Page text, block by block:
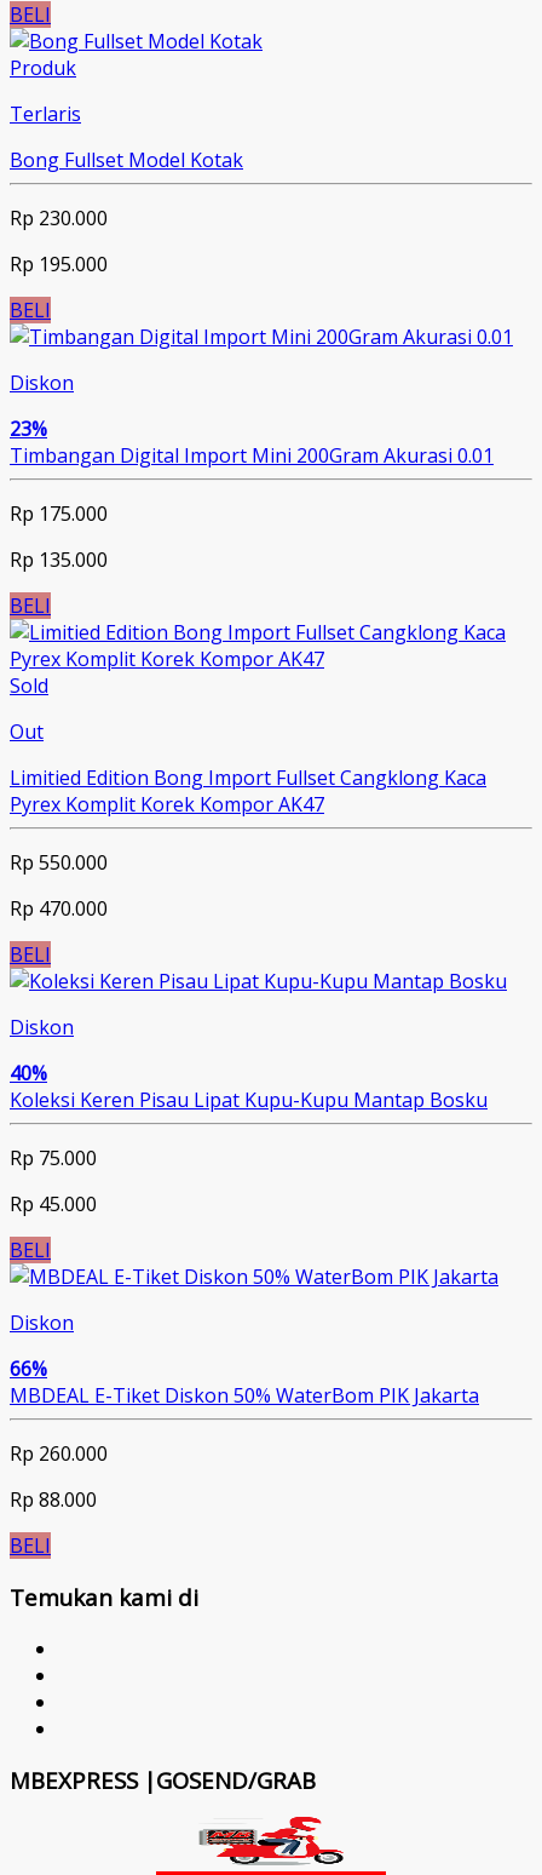
BELI
Produk
Terlaris
Bong Fullset Model Kotak
Rp 230.000
Rp 195.000
BELI
Diskon
23%
Timbangan Digital Import Mini 200Gram Akurasi 0.01
Rp 175.000
Rp 135.000
BELI
Sold
Out
Limitied Edition Bong Import Fullset Cangklong Kaca
Pyrex Komplit Korek Kompor AK47
Rp 550.000
Rp 470.000
BELI
Diskon
40%
Koleksi Keren Pisau Lipat Kupu-Kupu Mantap Bosku
Rp 75.000
Rp 45.000
BELI
Diskon
66%
MBDEAL E-Tiket Diskon 50% WaterBom PIK Jakarta
Rp 260.000
Rp 88.000
BELI
Temukan kami di
MBEXPRESS |GOSEND/GRAB